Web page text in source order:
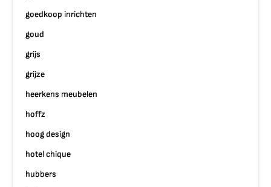
goedkoop inrichten
goud
grijs
grijze
heerkens meubelen
hoffz
hoog design
hotel chique
hubbers